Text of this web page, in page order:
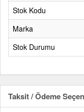
Stok Kodu
Marka
Stok Durumu
Taksit / Ödeme